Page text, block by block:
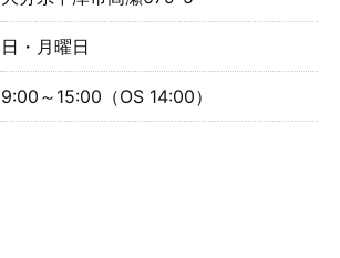
日・月曜日
9:00～15:00（OS 14:00）